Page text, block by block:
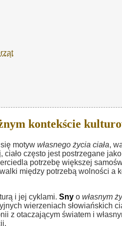
kontekście
motyw własnego życia ciała,
często jest postrzegane
potrzebę większej
między potrzebą wolności a
i jej cyklami. Sny o własnym
wierzeniach słowiańskich
z otaczającym światem i